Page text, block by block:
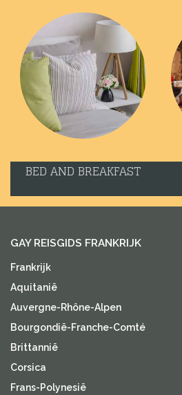
BED AND BREAKFAST
GAY REISGIDS FRANKRIJK
Frankrijk
Aquitanië
Auvergne-Rhône-Alpen
Bourgondië-Franche-Comté
Brittannië
Corsica
Frans-Polynesië